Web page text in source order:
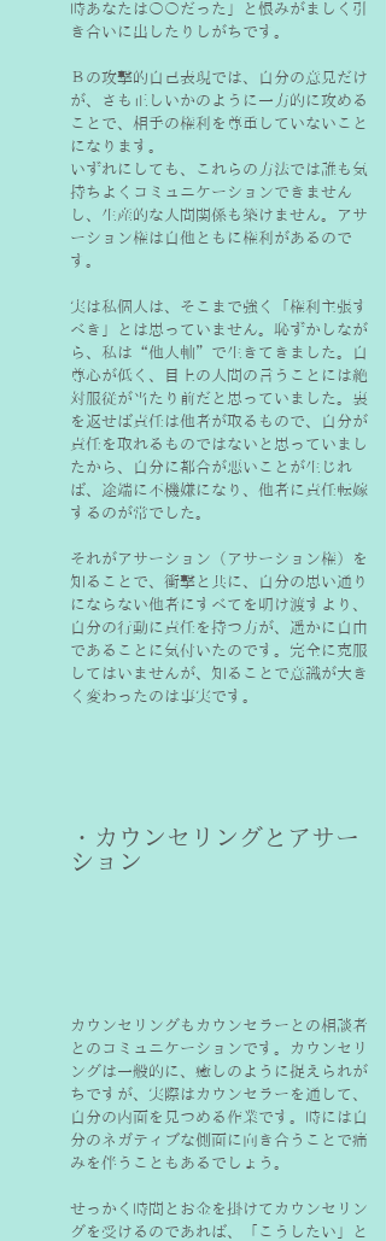
時あなたは〇〇だった」と恨みがましく引
き合いに出したりしがちです。
Ｂの攻撃的自己表現では、自分の意見だけ
が、さも正しいかのように一方的に攻める
ことで、相手の権利を尊重していないこと
になります。
いずれにしても、これらの方法では誰も気
持ちよくコミュニケーションできません
し、生産的な人間関係も築けません。アサ
ーション権は自他ともに権利があるので
す。
実は私個人は、そこまで強く「権利主張す
べき」とは思っていません。恥ずかしなが
ら、私は“他人軸”で生きてきました。自
尊心が低く、目上の人間の言うことには絶
対服従が当たり前だと思っていました。裏
を返せば責任は他者が取るもので、自分が
責任を取れるものではないと思っていまし
たから、自分に都合が悪いことが生じれ
ば、途端に不機嫌になり、他者に責任転嫁
するのが常でした。
それがアサーション（アサーション権）を
知ることで、衝撃と共に、自分の思い通り
にならない他者にすべてを明け渡すより、
自分の行動に責任を持つ方が、遥かに自由
であることに気付いたのです。完全に克服
してはいませんが、知ることで意識が大き
く変わったのは事実です。
・カウンセリングとアサー
ション
カウンセリングもカウンセラーとの相談者
とのコミュニケーションです。カウンセリ
ングは一般的に、癒しのように捉えられが
ちですが、実際はカウンセラーを通して、
自分の内面を見つめる作業です。時には自
分のネガティブな側面に向き合うことで痛
みを伴うこともあるでしょう。
せっかく時間とお金を掛けてカウンセリン
グを受けるのであれば、「こうしたい」と